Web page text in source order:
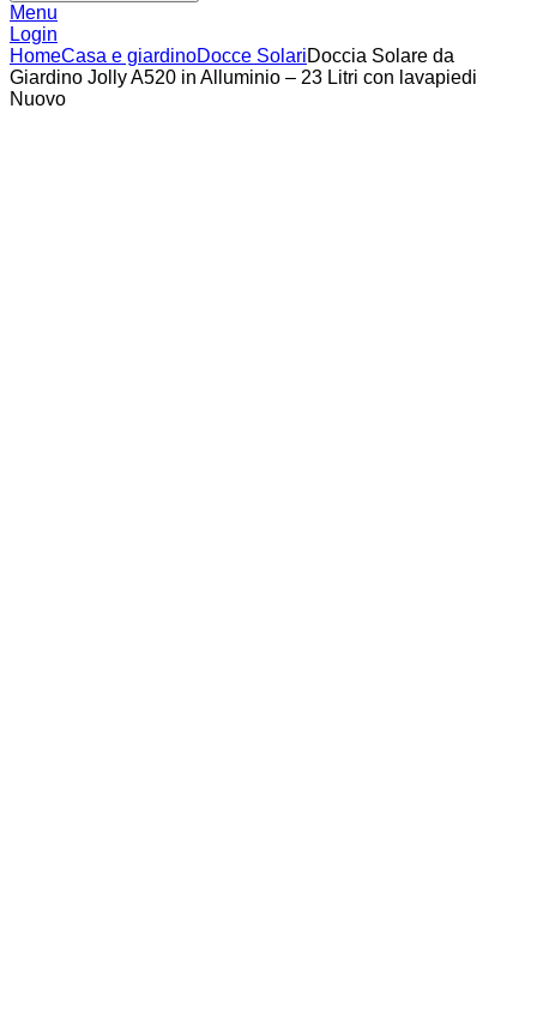
Menu
Login
HomeCasa e giardinoDocce SolariDoccia Solare da
Giardino Jolly A520 in Alluminio – 23 Litri con lavapiedi
Nuovo